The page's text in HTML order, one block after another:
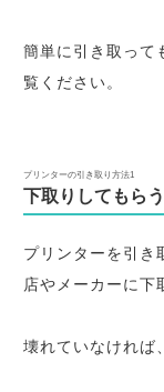
簡単に引き取って
覧ください。
プリンターの引き取り方法1
下取りしてもらう
プリンターを引き
店やメーカーに下
壊れていなければ